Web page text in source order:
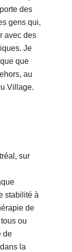
des
gens qui,
avec des
Je
que
au
Village.
sur
stabilité à
de
ou
de
la